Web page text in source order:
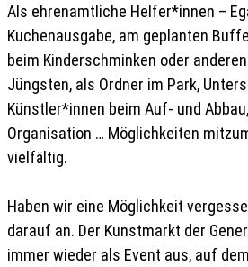
Als ehrenamtliche Helfer*innen –
Kuchenausgabe, am geplanten
beim Kinderschminken oder
Jüngsten, als Ordner im Park,
Künstler*innen beim Auf- und
Organisation … Möglichkeiten
vielfältig.
Haben wir eine Möglichkeit
darauf an. Der Kunstmarkt der
immer wieder als Event aus, auf